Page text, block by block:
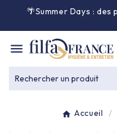
🌴Summer Days :

Entretien général
Équipement &
Rechercher un produit
Accueil